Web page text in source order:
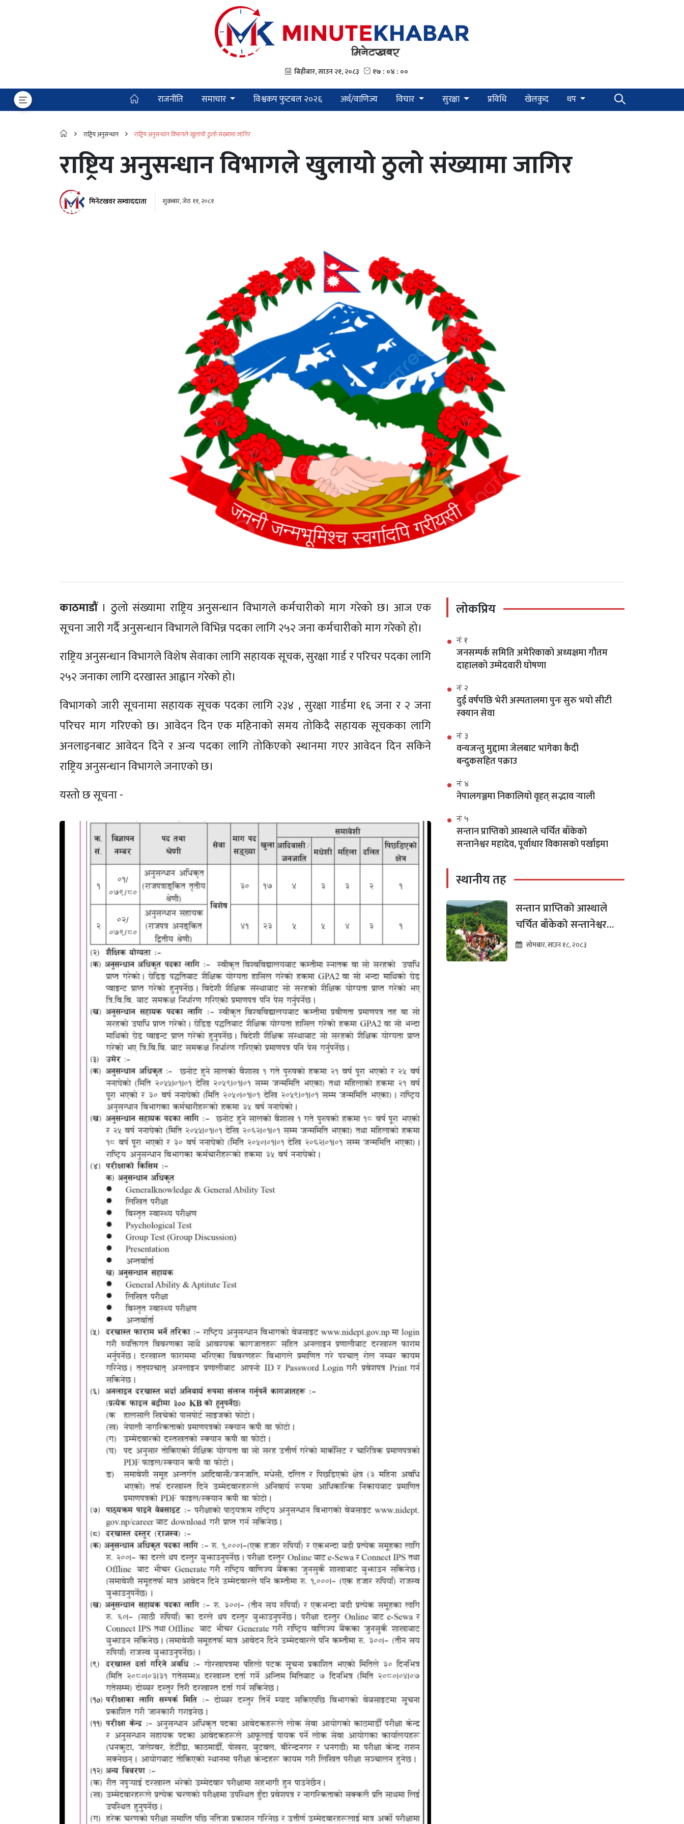
राजनीति समाचार विश्वकप फुटबल २०२६ अर्थ/वाणिज्य विचार सुरक्षा प्रविधि खेलकुद थप
राष्ट्रिय अनुसन्धान राष्ट्रिय अनुसन्धान विभागले खुलायो ठुलो संख्यामा जागिर
राष्ट्रिय अनुसन्धान विभागले खुलायो ठुलो संख्यामा जागिर
मिनेटखवर सम्वाददाता शुक्रबार, जेठ ११, २०८१
काठमाडौं। ठुलो संख्यामा राष्ट्रिय अनुसन्धान विभागले कर्मचारीको माग गरेको छ। आज एक
सूचना जारी गर्दै अनुसन्धान विभागले विभिन्न पदका लागि २५२ जना कर्मचारीको माग गरेको हो।
राष्ट्रिय अनुसन्धान विभागले विशेष सेवाका लागि सहायक सूचक, सुरक्षा गार्ड र परिचर पदका लागि
२५२ जनाका लागि दरखास्त आह्वान गरेको हो।
विभागको जारी सूचनामा सहायक सूचक पदका लागि २३४ , सुरक्षा गार्डमा १६ जना र २ जना
परिचर माग गरिएको छ। आवेदन दिन एक महिनाको समय तोकिदै सहायक सूचकका लागि
अनलाइनबाट आवेदन दिने र अन्य पदका लागि तोकिएको स्थानमा गएर आवेदन दिन सकिने
राष्ट्रिय अनुसन्धान विभागले जनाएको छ।
यस्तो छ सूचना -
लोकप्रिय
नंः १
जनसम्पर्क समिति अमेरिकाको अध्यक्षमा गौतम
दाहालको उम्मेदवारी घोषणा
नंः २
दुई वर्षपछि भेरी अस्पतालमा पुनः सुरु भयो सीटी
स्क्यान सेवा
नंः ३
वन्यजन्तु मुद्दामा जेलबाट भागेका कैदी
बन्दुकसहित पक्राउ
नंः ४
नेपालगञ्जमा निकालियो वृहत् सद्भाव र्‍याली
नंः ५
सन्तान प्राप्तिको आस्थाले चर्चित बाँकेको
सन्तानेश्वर महादेव, पूर्वाधार विकासको पर्खाइमा
स्थानीय तह
सन्तान प्राप्तिको आस्थाले
चर्चित बाँकेको सन्तानेश्वर
महादेव, पूर्वाधार विकासको
सोमबार, साउन १८, २०८३